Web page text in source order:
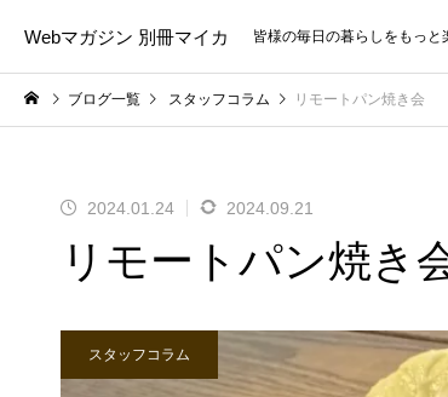
Webマガジン 別冊マイカ 皆様の毎日の暮らしをもっと
ブログ一覧 スタッフコラム リモートパン焼き会
2024.01.24 2024.09.21
リモートパン焼き
スタッフコラム